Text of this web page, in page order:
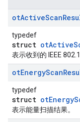
otActiveScan
typedef
struct
表示收到的 IEEE
otEnergyScan
typedef
struct
表示能量扫描结果。